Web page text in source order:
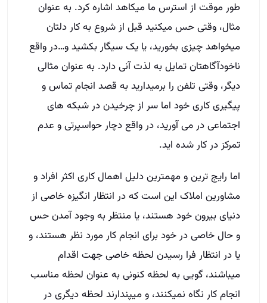
طور موقت از استرس ما میکاهد اشاره کرد. به عنوان
مثال، وقتی حس میکنید قبل از شروع به کار دلتان
میخواهد چیزی بخورید، یا یک سیگار بکشید و…در واقع
ناخودآگاهتان تمایل به لذت آنی دارد. به عنوان مثالی
دیگر، وقتی تلفن را برمیدارید به قصد انجام تماس و
پیگیری کاری خود اما سر از چرخیدن در شبکه های
اجتماعی در می آورید، در واقع دچار حواسپرتی و عدم
تمرکز در کار شده اید.
اما رایج ترین و مهمترین دلیل اهمال کاری اکثر افراد و
مشاورین املاک این است که در انتظار انگیزه خاصی از
دنیای بیرون خود هستند، یا منتظر به وجود آمدن حس
و حال خاصی در خود برای انجام کار مورد نظر هستند، و
یا در انتظار فرا رسیدن لحظه خاصی جهت اقدام
میباشند، گویی به لحظه کنونی به عنوان لحظه مناسب
انجام کار نگاه نمیکنند، و میپندارند لحظه دیگری در